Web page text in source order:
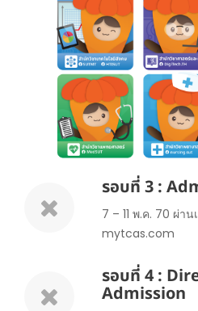
รอบที่ 3 :
7 – 11 พ.ค. 70 ผ่า
mytcas.com
รอบที่ 4 :
Admission